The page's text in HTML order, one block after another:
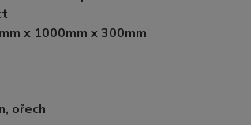
x 1000mm x 300mm
ořech